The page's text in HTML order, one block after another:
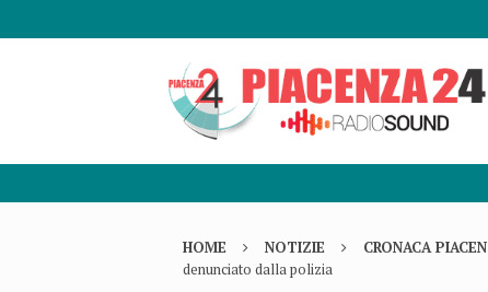
HOME NOTIZIE CRONACA
denunciato dalla polizia